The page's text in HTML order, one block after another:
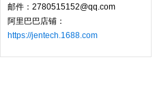
邮件：2780515152@qq.com
阿里巴巴店铺：
https://jentech.1688.com